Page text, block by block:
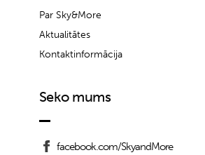
Par Sky&More
Aktualitātes
Kontaktinformācija
Seko mums
facebook.com/SkyandMore